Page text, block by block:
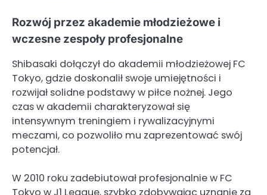
Rozwój przez akademie młodzieżowe i
wczesne zespoły profesjonalne
Shibasaki dołączył do akademii młodzieżowej FC
Tokyo, gdzie doskonalił swoje umiejętności i
rozwijał solidne podstawy w piłce nożnej. Jego
czas w akademii charakteryzował się
intensywnym treningiem i rywalizacyjnymi
meczami, co pozwoliło mu zaprezentować swój
potencjał.
W 2010 roku zadebiutował profesjonalnie w FC